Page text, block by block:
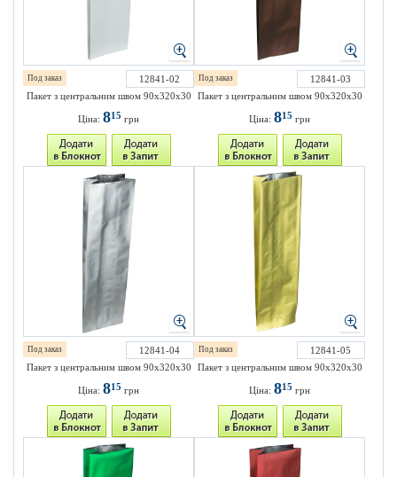
Под заказ
12841-02
Пакет з центральним швом 90х320х30
Ціна: 815 грн
Под заказ
12841-03
Пакет з центральним швом 90х320х30
Ціна: 815 грн
Под заказ
12841-04
Пакет з центральним швом 90х320х30
Ціна: 815 грн
Под заказ
12841-05
Пакет з центральним швом 90х320х30
Ціна: 815 грн